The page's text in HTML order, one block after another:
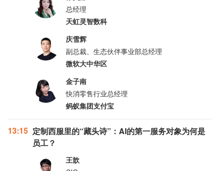
总经理
天虹灵智数科
庆雪辉
副总裁、生态伙伴事业部总经理
微软大中华区
金子南
快消零售行业总经理
蚂蚁集团支付宝
13:15 定制西服里的“藏头诗”：AI的第一服务对象为何是
员工？
王歆